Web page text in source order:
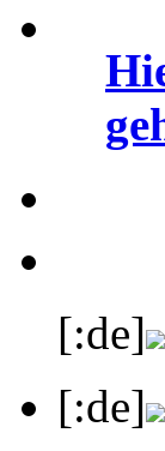
[:de]
[:de]